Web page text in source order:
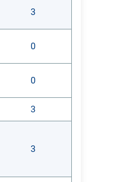
3
0
0
3
3